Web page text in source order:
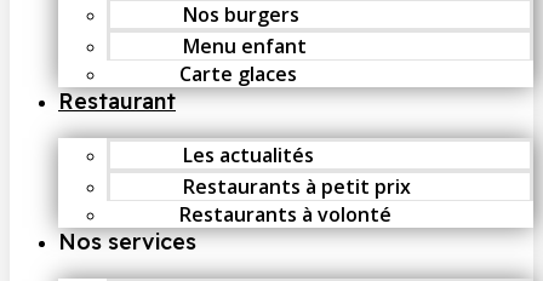
Nos burgers
Menu enfant
Carte glaces
Restaurant
Les actualités
Restaurants à petit prix
Restaurants à volonté
Nos services